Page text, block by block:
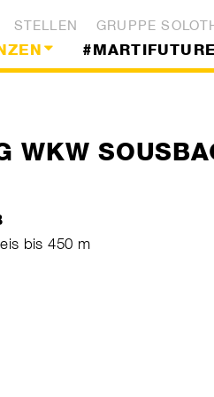
STELLEN GRUPPE
#MARTIFUTURE
WKW
bis 450 m